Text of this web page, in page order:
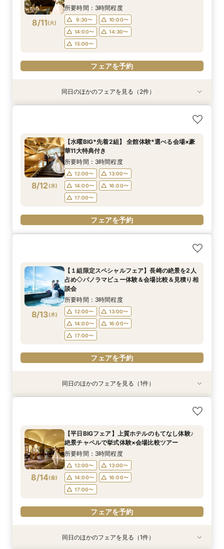
14:00〜
16:00〜
17:00〜
フェアを予約
8/11(火)
所要時間：3時間程度
9:30〜
10:00〜
14:00〜
14:30〜
15:00〜
フェアを予約
特典あり
8/11(火)
最後の見学に◎後悔しない会場選びを・・・【複
所要時間：3時間程度
14:00〜
14:30〜
15:00〜
フェアを予約
8/11(火)
【クイック最短45分】賢く検討へ♪知りたい点だ
11:00〜
13:00〜
15:30〜
18:00〜
フェアを予約
同日のほかのフェアを見る（2件）
8/12(水)
【水曜BIG*先着2組】 全館体験*選べる会場×豪
華11大特典付き
所要時間：3時間程度
12:00〜
13:00〜
14:00〜
16:00〜
17:00〜
フェアを予約
8/13(木)
【１組限定スペシャルフェア】長崎の絶景を2人
占め◇パノラマビュー体験＆会場比較＆見積り相
談会
所要時間：3時間程度
12:00〜
13:00〜
14:00〜
16:00〜
17:00〜
フェアを予約
8/13(木)
【10名～30名様/少人数婚相談会】専用会場と最
12:00〜
13:00〜
14:00〜
16:00〜
17:00〜
フェアを予約
同日のほかのフェアを見る（1件）
8/14(金)
【平日BIGフェア】上質ホテルのもてなし体験♪
絶景チャペルで挙式体験×会場比較ツアー
所要時間：3時間程度
12:00〜
13:00〜
14:00〜
16:00〜
17:00〜
フェアを予約
同日のほかのフェアを見る（1件）